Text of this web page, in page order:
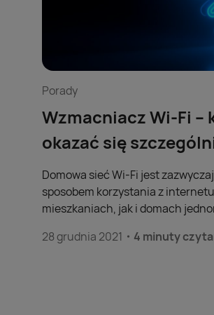
Porady
Wzmacniacz Wi-Fi –
okazać się
Domowa sieć Wi-Fi jest
sposobem korzystania z
mieszkaniach, jak i domach
28 grudnia 2021
4 minuty